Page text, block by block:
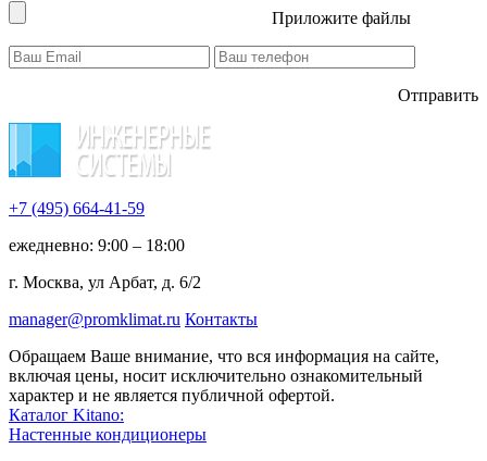
Приложите файлы
Отправить
+7 (495) 664-41-59
ежедневно: 9:00 – 18:00
г. Москва, ул Арбат, д. 6/2
manager@promklimat.ru Контакты
Обращаем Ваше внимание, что вся информация на сайте,
включая цены, носит исключительно ознакомительный
характер и не является публичной офертой.
Каталог Kitano:
Настенные кондиционеры